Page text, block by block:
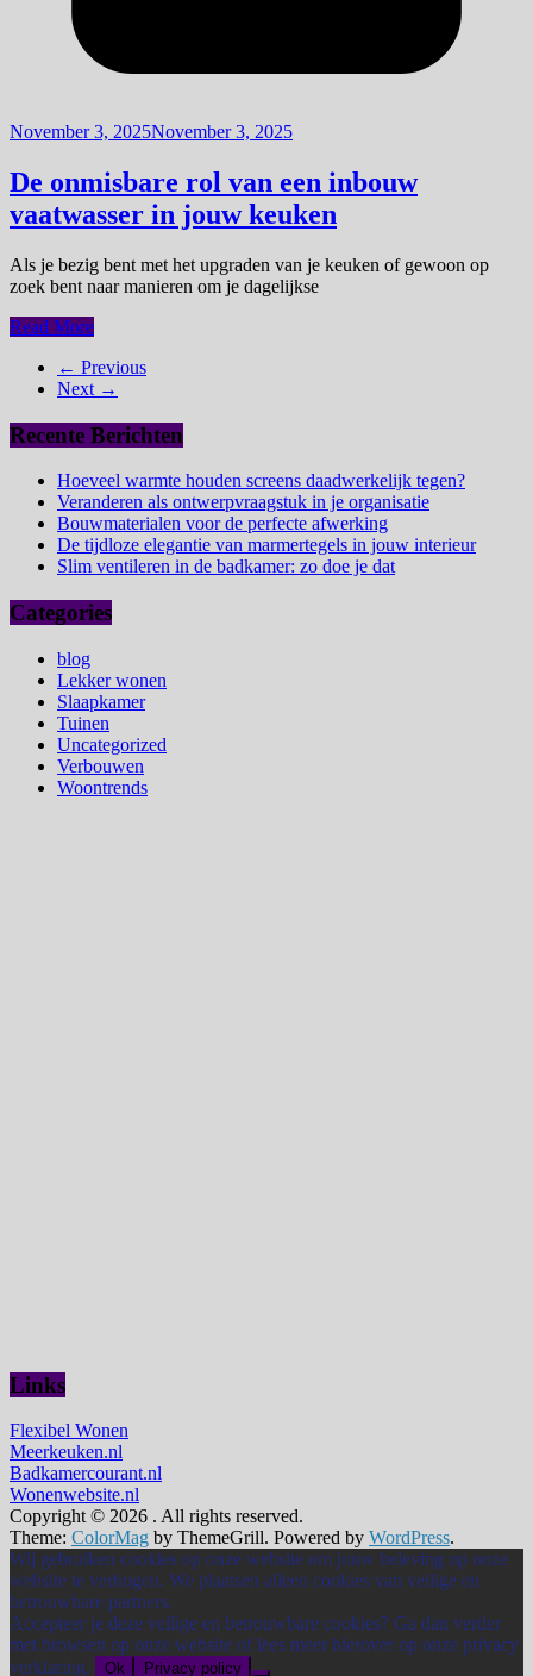
November 3, 2025November 3, 2025
De onmisbare rol van een inbouw
vaatwasser in jouw keuken
Als je bezig bent met het upgraden van je keuken of gewoon op
zoek bent naar manieren om je dagelijkse
Read More
← Previous
Next →
Recente Berichten
Hoeveel warmte houden screens daadwerkelijk tegen?
Veranderen als ontwerpvraagstuk in je organisatie
Bouwmaterialen voor de perfecte afwerking
De tijdloze elegantie van marmertegels in jouw interieur
Slim ventileren in de badkamer: zo doe je dat
Categories
blog
Lekker wonen
Slaapkamer
Tuinen
Uncategorized
Verbouwen
Woontrends
Links
Flexibel Wonen
Meerkeuken.nl
Badkamercourant.nl
Wonenwebsite.nl
Copyright © 2026 . All rights reserved.
Theme: ColorMag by ThemeGrill. Powered by WordPress.
Wij gebruiken cookies op onze website om jouw beleving op onze
website te verhogen. We plaatsen alleen cookies van veilige en
betrouwbare partners.
Accepteer je deze veilige en betrouwbare cookies? Ga dan verder
met browsen op onze website of lees meer hierover op onze privacy
verklaring.
Ok Privacy policy